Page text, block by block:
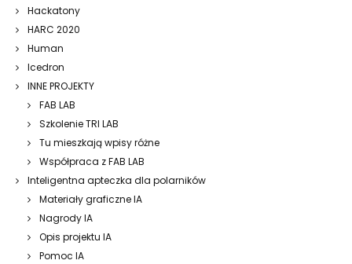
Hackatony
HARC 2020
Human
Icedron
INNE PROJEKTY
FAB LAB
Szkolenie TRI LAB
Tu mieszkają wpisy różne
Współpraca z FAB LAB
Inteligentna apteczka dla polarników
Materiały graficzne IA
Nagrody IA
Opis projektu IA
Pomoc IA